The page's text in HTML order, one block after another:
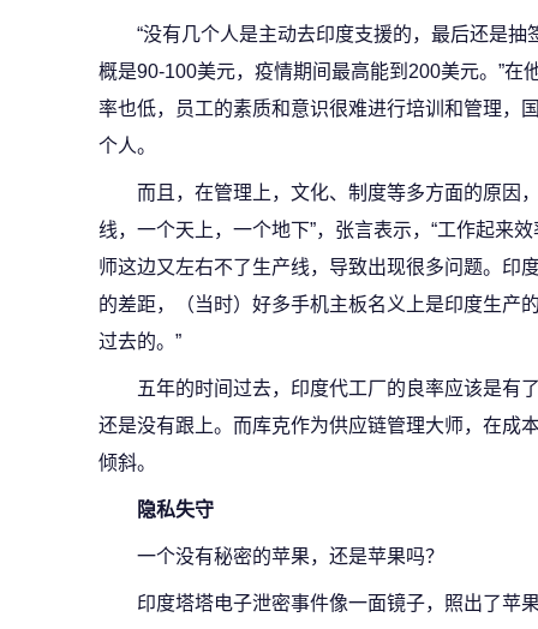
“没有几个人是主动去印度支援的，最后还是
概是90-100美元，疫情期间最高能到200美元。”在
率也低，员工的素质和意识很难进行培训和管理，
个人。
而且，在管理上，文化、制度等多方面的原因
线，一个天上，一个地下”，张言表示，“工作起来
师这边又左右不了生产线，导致出现很多问题。印
的差距，（当时）好多手机主板名义上是印度生产
过去的。”
五年的时间过去，印度代工厂的良率应该是有
还是没有跟上。而库克作为供应链管理大师，在成
倾斜。
隐私失守
一个没有秘密的苹果，还是苹果吗？
印度塔塔电子泄密事件像一面镜子，照出了苹